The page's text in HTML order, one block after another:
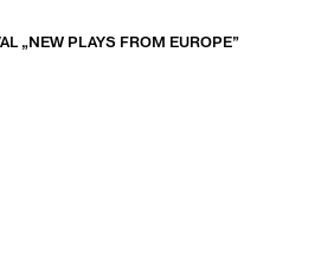
„NEW PLAYS FROM EUROPE”